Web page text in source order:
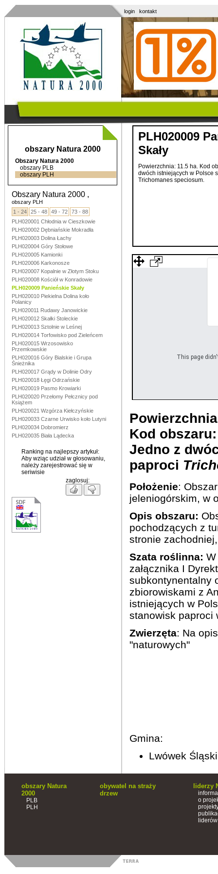
login kontakt
obszary Natura 2000
Obszary Natura 2000
obszary PLB
obszary PLH
Obszary Natura 2000 ,
obszary PLH
1 - 24
25 - 48 49 - 72
73 - 88
PLH020001 Chłodnia w Cieszkowie
PLH020002 Dębniańskie Mokradła
PLH020003 Dolina Łachy
PLH020004 Góry Stołowe
PLH020005 Kamionki
PLH020006 Karkonosze
PLH020007 Kopalnie w Złotym Stoku
PLH020008 Kościół w Konradowie
PLH020009 Panieńskie Skały
PLH020010 Piekielna Dolina koło
Polanicy
PLH020011 Rudawy Janowickie
PLH020012 Skałki Stoleckie
PLH020013 Sztolnie w Leśnej
PLH020014 Torfowisko pod Zieleńcem
PLH020015 Wrzosowisko
Przemkowskie
PLH020016 Góry Bialskie i Grupa
Śnieżnika
PLH020017 Grądy w Dolinie Odry
PLH020018 Łęgi Odrzańskie
PLH020019 Pasmo Krowiarki
PLH020020 Przełomy Pełcznicy pod
Książem
PLH020021 Wzgórza Kiełczyńskie
PLH020033 Czarne Urwisko koło Lutyni
PLH020034 Dobromierz
PLH020035 Biała Lądecka
Ranking na najlepszy artykuł:
Aby wziąc udział w głosowaniu,
należy zarejestrować się w
seriwisie
zaglosuj:
PLH020009
Skały
Powierzchnia: 11.5 ha. Kod
dwóch istniejących w Polsce
Trichomanes speciosum.
This page
Kod
Jedno z
paproci
Położenie:
jeleniogórskim, w
Opis obszaru:
pochodzących z
stronie
Szata roślinna:
załącznika I
subkontynentalny
zbiorowiskami z
istniejących w
stanowisk paproci
Zwierzęta: Na
"naturowych"
Gmina:
Lwówek
obszary Natura
2000
PLB
PLH
obywatel na straży
drzew
liderzy
o
liderów